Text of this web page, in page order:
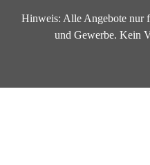
Hinweis: Alle Angebote nur
und Gewerbe. Kein